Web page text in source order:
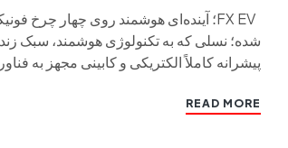
شده؛ نسلی که به تکنولوژی هوشمند، سبک
پیشرانه کاملاً الکتریکی و کابینی مجهز به
READ MORE